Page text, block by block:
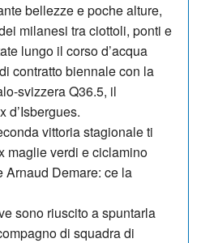
bellezze e poche alture,
milanesi tra ciottoli, ponti e
lungo il corso d’acqua
contratto biennale con la
svizzera Q36.5, il
d’Isbergues.
vittoria sta­gionale ti
ma­glie verdi e ciclamino
Arnaud Demare: ce la
sono riuscito a spuntarla
di squadra di